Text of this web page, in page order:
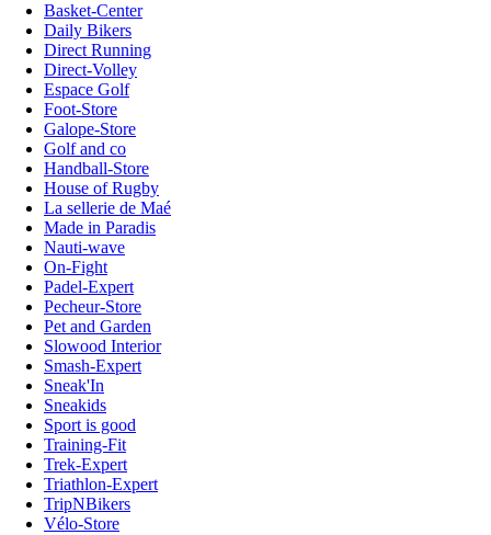
Basket-Center
Daily Bikers
Direct Running
Direct-Volley
Espace Golf
Foot-Store
Galope-Store
Golf and co
Handball-Store
House of Rugby
La sellerie de Maé
Made in Paradis
Nauti-wave
On-Fight
Padel-Expert
Pecheur-Store
Pet and Garden
Slowood Interior
Smash-Expert
Sneak'In
Sneakids
Sport is good
Training-Fit
Trek-Expert
Triathlon-Expert
TripNBikers
Vélo-Store